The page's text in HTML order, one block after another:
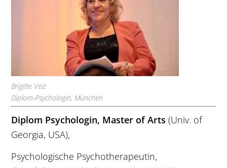
Brigitte Veiz
Diplom-Psychologin, München
Diplom Psychologin, Master of Arts (Univ. of
Georgia, USA),
Psychologische Psychotherapeutin,